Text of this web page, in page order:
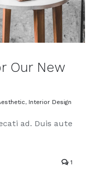
Our New
, Interior Design
ad. Duis aute
1